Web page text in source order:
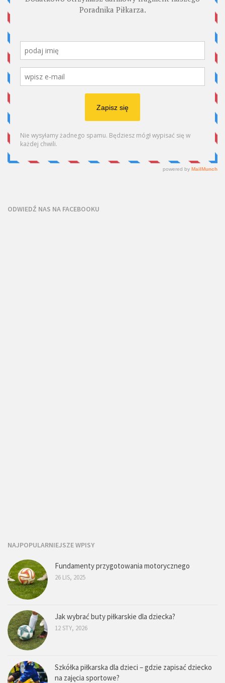
ODWIEDŹ NAS NA FACEBOOKU
NAJPOPULARNIEJSZE WPISY
Fundamenty przygotowania motorycznego
26 LIS, 2025
Jak wybrać buty piłkarskie dla dziecka?
12 STY, 2026
Szkółka piłkarska dla dzieci – gdzie zapisać dziecko
na zajęcia sportowe?